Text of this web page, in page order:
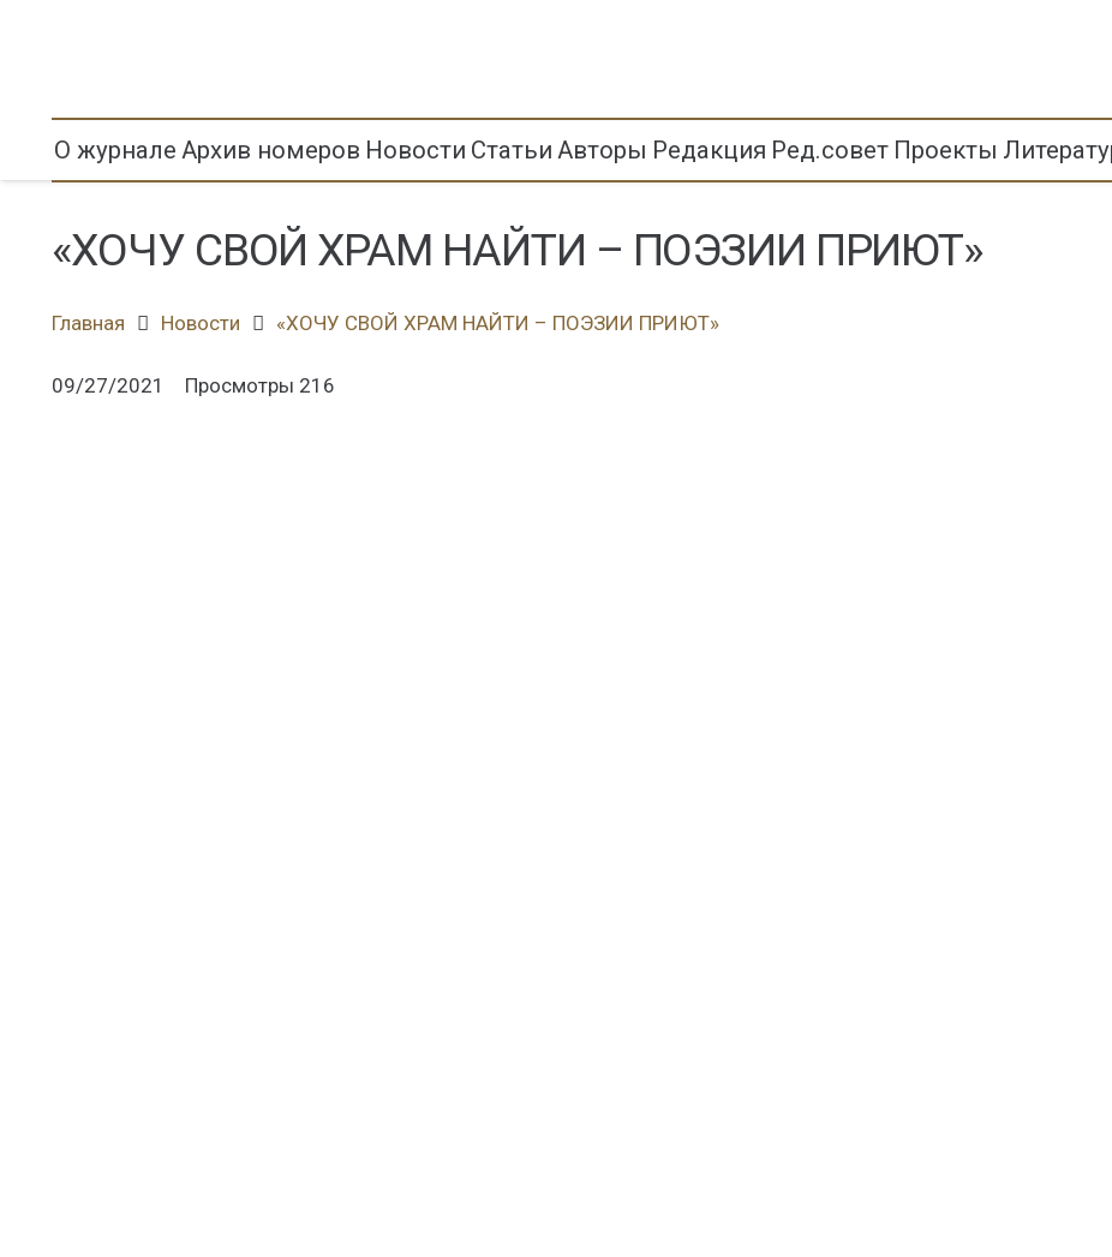
О журнале Архив номеров Новости Статьи Авторы Редакция Ред.совет Проекты
«ХОЧУ СВОЙ ХРАМ НАЙТИ – ПОЭЗИИ ПРИЮТ»
Главная Новости «ХОЧУ СВОЙ ХРАМ НАЙТИ – ПОЭЗИИ ПРИЮТ»
09/27/2021 Просмотры 216